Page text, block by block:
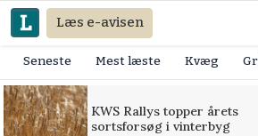
Læs e-avisen
Seneste Mest læste Kvæg
KWS Rallys topper årets
sortsforsøg i vinterbyg